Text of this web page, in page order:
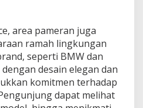
area pameran juga
ramah lingkungan
seperti BMW dan
desain elegan dan
komitmen terhadap
dapat melihat